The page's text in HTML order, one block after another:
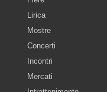
Lirica
Mostre
Concerti
Incontri
Mercati